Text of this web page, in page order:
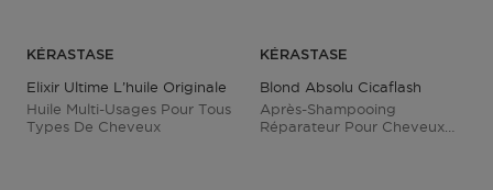
KÉRASTASE
Elixir Ultime L’huile Originale
Huile Multi-Usages Pour Tous
Types De Cheveux
KÉRASTASE
Blond Absolu Cicaflash
Après-Shampooing
Réparateur Pour Cheveux